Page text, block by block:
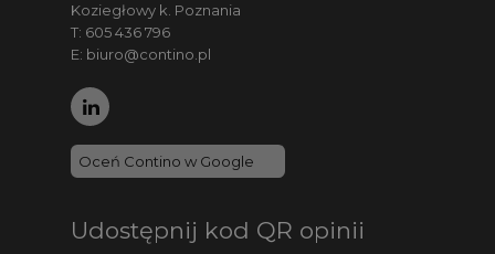
Koziegłowy k. Poznania
T: 605 436 796
E: biuro@contino.pl
Oceń Contino w Google
Udostępnij kod QR opinii